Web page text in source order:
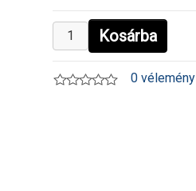
Kosárba
0 vélemény